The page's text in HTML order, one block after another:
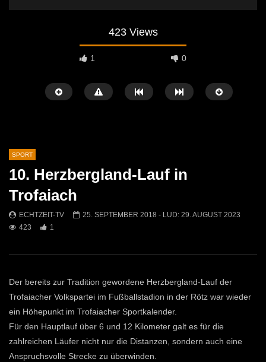
423 Views
1 0
voller Höhepunkte!
ECHTZEIT-TV
Mautern
SPORT
10. Herzbergland-Lauf in
Trofaiach
ECHTZEIT-TV 25. SEPTEMBER 2018 - LUD: 29. AUGUST 2023
423
1
Der bereits zur Tradition gewordene Herzbergland-Lauf der
Trofaiacher Volkspartei im Fußballstadion in der Rötz war wieder
ein Höhepunkt im Trofaiacher Sportkalender.
Für den Hauptlauf über 6 und 12 Kilometer galt es für die
zahlreichen Läufer nicht nur die Distanzen, sondern auch eine
Anspruchsvolle Strecke zu überwinden.